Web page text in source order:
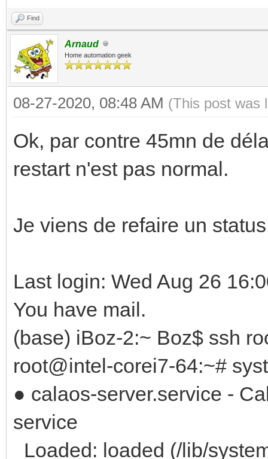
Find
Arnaud
Home automation geek
08-27-2020, 08:48 AM (This post was
Ok, par contre 45mn de
restart n'est pas normal.
Je viens de refaire un
Last login: Wed Aug 26
You have mail.
(base) iBoz-2:~ Boz$ ssh
root@intel-corei7-64:~#
● calaos-server.service -
service
Loaded: loaded (/lib/